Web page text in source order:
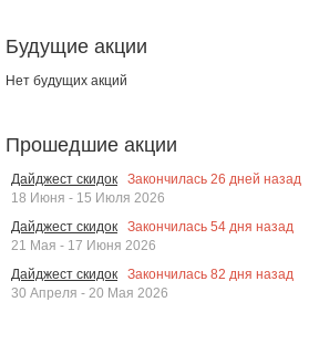
Будущие акции
Нет будущих акций
Прошедшие акции
Дайджест скидок Закончилась 26 дней назад
18 Июня - 15 Июля 2026
Дайджест скидок
Закончилась 54 дня назад
21 Мая - 17 Июня 2026
Дайджест скидок
Закончилась 82 дня назад
30 Апреля - 20 Мая 2026